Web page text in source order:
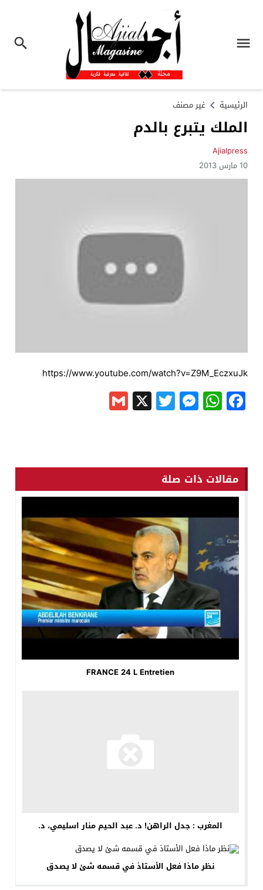
الرئيسية غير مصنف
الملك يتبرع بالدم
Ajialpress
10 مارس 2013
https://www.youtube.com/watch?v=Z9M_EczxuJk
Facebook
WhatsApp
Messenger
Twitter
X
مقالات ذات صلة
FRANCE 24 L Entretien
المغرب : جدل الراهن! د. عبد الحيم منار اسليمي، د.
نظر ماذا فعل الأستاذ في قسمه شئ لا يصدق